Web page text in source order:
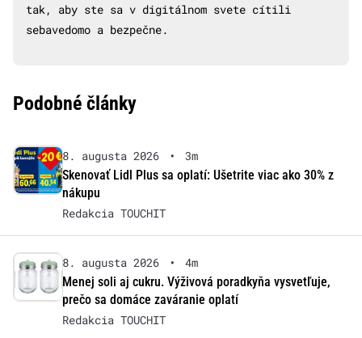
tak, aby ste sa v digitálnom svete cítili
sebavedomo a bezpečne.
Podobné články
8. augusta 2026 •
3m
Skenovať Lidl Plus sa oplatí: Ušetrite viac ako 30% z
nákupu
Redakcia TOUCHIT
8. augusta 2026 •
4m
Menej soli aj cukru. Výživová poradkyňa vysvetľuje,
prečo sa domáce zaváranie oplatí
Redakcia TOUCHIT